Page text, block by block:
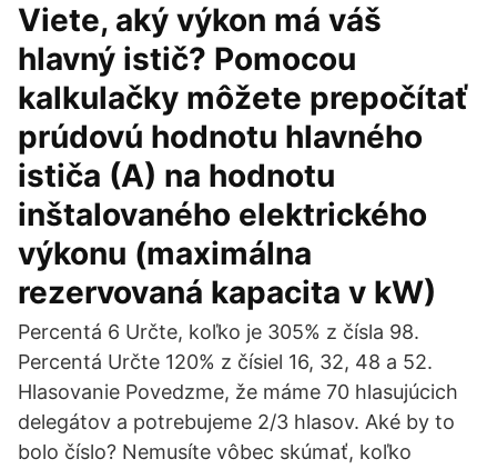
Viete, aký výkon má váš
hlavný istič? Pomocou
kalkulačky môžete prepočítať
prúdovú hodnotu hlavného
ističa (A) na hodnotu
inštalovaného elektrického
výkonu (maximálna
rezervovaná kapacita v kW)
Percentá 6 Určte, koľko je 305% z čísla 98.
Percentá Určte 120% z čísiel 16, 32, 48 a 52.
Hlasovanie Povedzme, že máme 70 hlasujúcich
delegátov a potrebujeme 2/3 hlasov. Aké by to
bolo číslo? Nemusíte vôbec skúmať, koľko